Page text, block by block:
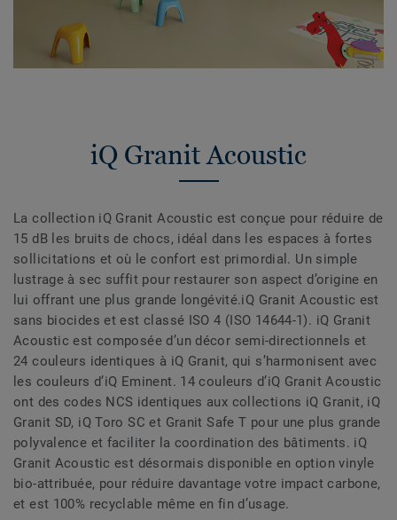
iQ Granit Acoustic
La collection iQ Granit Acoustic est conçue pour réduire de
15 dB les bruits de chocs, idéal dans les espaces à fortes
sollicitations et où le confort est primordial. Un simple
lustrage à sec suffit pour restaurer son aspect d’origine en
lui offrant une plus grande longévité.iQ Granit Acoustic est
sans biocides et est classé ISO 4 (ISO 14644-1). iQ Granit
Acoustic est composée d’un décor semi-directionnels et
24 couleurs identiques à iQ Granit, qui s’harmonisent avec
les couleurs d’iQ Eminent. 14 couleurs d’iQ Granit Acoustic
ont des codes NCS identiques aux collections iQ Granit, iQ
Granit SD, iQ Toro SC et Granit Safe T pour une plus grande
polyvalence et faciliter la coordination des bâtiments. iQ
Granit Acoustic est désormais disponible en option vinyle
bio-attribuée, pour réduire davantage votre impact carbone,
et est 100% recyclable même en fin d’usage.